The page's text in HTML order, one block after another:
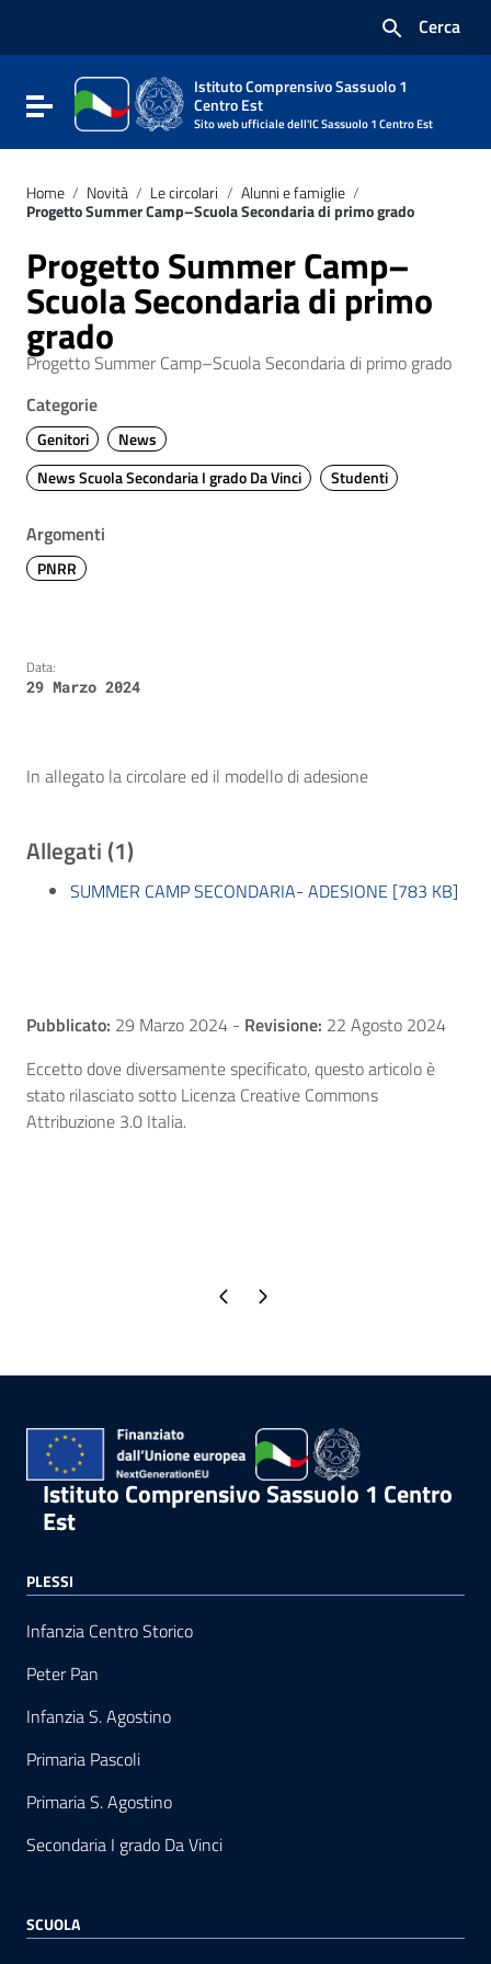
Vai al footer
Cerca
Attiva / disattiva la navigazione
Istituto Comprensivo Sassuolo 1
Centro Est
Sito web ufficiale dell'IC Sassuolo 1 Centro Est
Home / Novità / Le circolari / Alunni e famiglie /
Progetto Summer Camp–Scuola Secondaria di primo grado
Progetto Summer Camp–
Scuola Secondaria di primo
grado
Progetto Summer Camp–Scuola Secondaria di primo grado
Categorie
Genitori
News
News Scuola Secondaria I grado Da Vinci
Studenti
Argomenti
PNRR
Data:
29 Marzo 2024
In allegato la circolare ed il modello di adesione
Allegati (1)
SUMMER CAMP SECONDARIA- ADESIONE [783 KB]
Pubblicato: 29 Marzo 2024 - Revisione: 22 Agosto 2024
Eccetto dove diversamente specificato, questo articolo è
stato rilasciato sotto Licenza Creative Commons
Attribuzione 3.0 Italia.
Pagina precedente
Pagina successiva
Istituto Comprensivo Sassuolo 1 Centro
Est
PLESSI
Infanzia Centro Storico
Peter Pan
Infanzia S. Agostino
Primaria Pascoli
Primaria S. Agostino
Secondaria I grado Da Vinci
SCUOLA